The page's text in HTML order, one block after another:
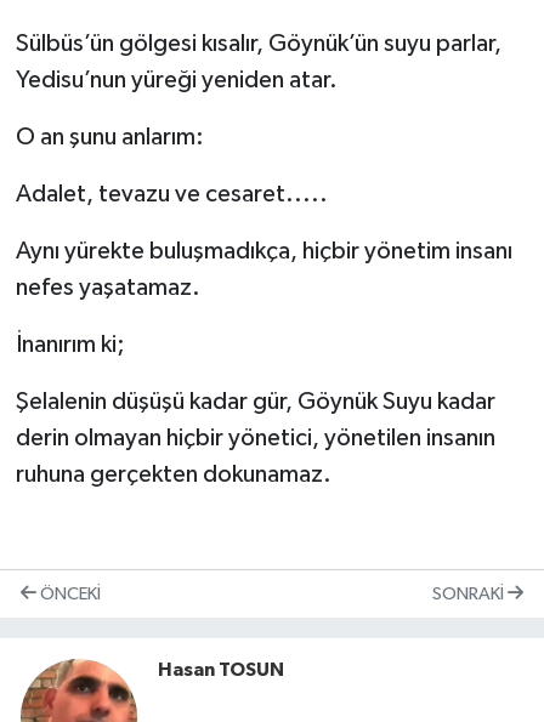
Sülbüs’ün gölgesi kısalır, Göynük’ün suyu parlar,
Yedisu’nun yüreği yeniden atar.
O an şunu anlarım:
Adalet, tevazu ve cesaret.....
Aynı yürekte buluşmadıkça, hiçbir yönetim insanı
nefes yaşatamaz.
İnanırım ki;
Şelalenin düşüşü kadar gür, Göynük Suyu kadar
derin olmayan hiçbir yönetici, yönetilen insanın
ruhuna gerçekten dokunamaz.
ÖNCEKI SONRAKI
Hasan TOSUN